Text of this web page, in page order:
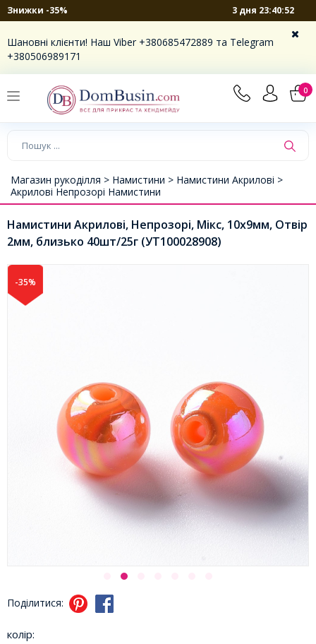
Знижки -35% 3 дня 23:40:52
Шановні клієнти! Наш Viber +380685472889 та Telegram
+380506989171
0
Магазин рукоділля > Намистини > Намистини Акрилові >
Акрилові Непрозорі Намистини
Намистини Акрилові, Непрозорі, Мікс, 10х9мм, Отвір
2мм, близько 40шт/25г (УТ100028908)
-35%
Поділитися:
колір: